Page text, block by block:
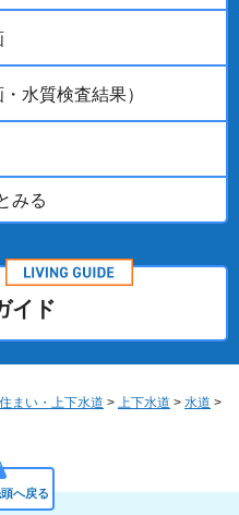
水質検査結果）
みる
イド
住まい・上下水道 > 上下水道 > 水道 >
へ戻る